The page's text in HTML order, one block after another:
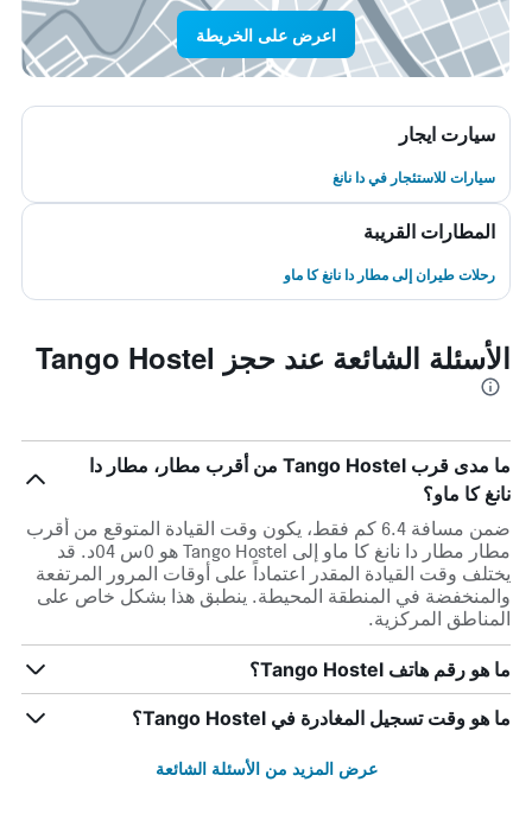
اعرض على الخريطة
سيارت ايجار
سيارات للاستئجار في دا نانغ
المطارات القريبة
رحلات طيران إلى مطار دا نانغ كا ماو
الأسئلة الشائعة عند حجز Tango Hostel
ما مدى قرب Tango Hostel من أقرب مطار، مطار دا
نانغ كا ماو؟
ضمن مسافة 6.4 كم فقط، يكون وقت القيادة المتوقع من أقرب
مطار مطار دا نانغ كا ماو إلى Tango Hostel هو 0س 04د. قد
يختلف وقت القيادة المقدر اعتماداً على أوقات المرور المرتفعة
والمنخفضة في المنطقة المحيطة. ينطبق هذا بشكل خاص على
المناطق المركزية.
ما هو رقم هاتف Tango Hostel؟
ما هو وقت تسجيل المغادرة في Tango Hostel؟
عرض المزيد من الأسئلة الشائعة